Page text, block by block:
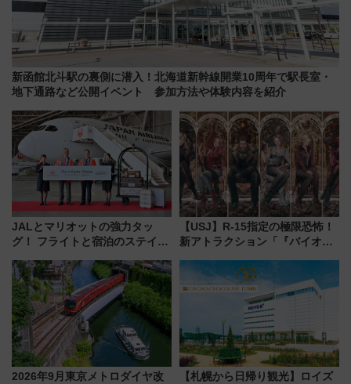
新函館北斗駅の裏側に潜入！北海道新幹線開業10周年で駅長室・
地下通路など公開イベント 参加方法や体験内容を紹介
JALとマリオットの強力タッ
グ！ フライトと宿泊のステイタ
上級会員資格を効率よく獲得す
る方法を解説
【USJ】R-15指定の極限恐怖！
新アトラクション「『バイオハ
ブ」今秋登場 ―予測不能の恐
怖に泣き叫べ―
2026年9月東京メトロダイヤ改
【札幌から日帰り観光】ロイズ